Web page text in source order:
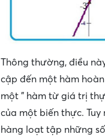
Thông thường, điều
cập đến một hàm
một ” hàm từ giá trị
của một biến thực. Tuy
hàng loạt tập những